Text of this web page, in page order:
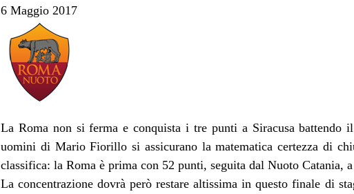
6 Maggio 2017
La Roma non si ferma e conquista i tre punti a Siracusa
uomini di Mario Fiorillo si assicurano la matematica certezza di
classifica: la Roma è prima con 52 punti, seguita dal Nuoto Catania,
La concentrazione dovrà però restare altissima in questo finale di